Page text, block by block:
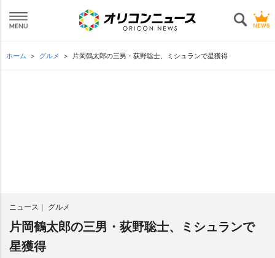
ホーム グルメ 片岡鶴太郎の三男・荻野聡士、ミシュランで星獲得
ニュース グルメ
片岡鶴太郎の三男・荻野聡士、ミシュランで
星獲得